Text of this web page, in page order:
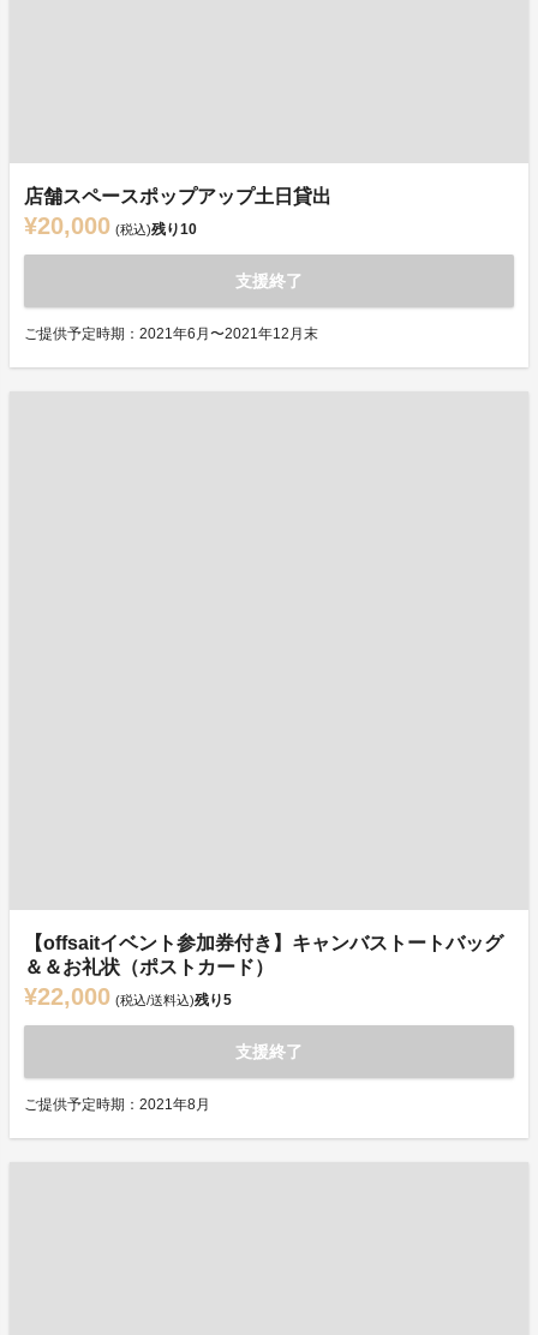
店舗スペースポップアップ土日貸出
¥20,000 (税込)残り10
支援終了
ご提供予定時期：2021年6月〜2021年12月末
【offsaitイベント参加券付き】キャンバストートバッグ
＆＆お礼状（ポストカード）
¥22,000 (税込/送料込)残り5
支援終了
ご提供予定時期：2021年8月